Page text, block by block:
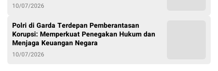
10/07/2026
Polri di Garda Terdepan Pemberantasan
Korupsi: Memperkuat Penegakan Hukum dan
Menjaga Keuangan Negara
10/07/2026